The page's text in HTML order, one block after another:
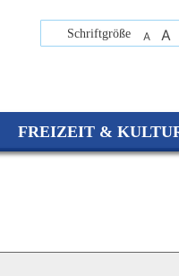
Schriftgröße A A
FREIZEIT &